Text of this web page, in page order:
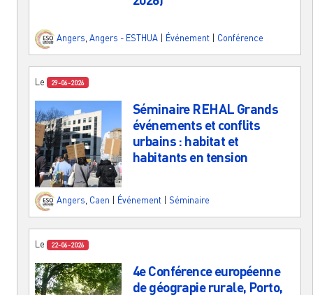
Angers Angers - ESTHUA Événement Conférence
Le 29-06-2026
Séminaire REHAL Grands
événements et conflits
urbains : habitat et
habitants en tension
Angers Caen Événement Séminaire
Le 22-06-2026
4e Conférence européenne
de géograpie rurale, Porto,